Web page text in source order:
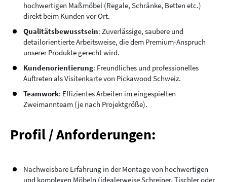
hochwertigen Maßmöbel (Regale, Schränke, Betten etc.)
direkt beim Kunden vor Ort.
Qualitätsbewusstsein: Zuverlässige, saubere und
detailorientierte Arbeitsweise, die dem Premium-Anspruch
unserer Produkte gerecht wird.
Kundenorientierung: Freundliches und professionelles
Auftreten als Visitenkarte von Pickawood Schweiz.
Teamwork: Effizientes Arbeiten im eingespielten
Zweimannteam (je nach Projektgröße).
Profil / Anforderungen:
Nachweisbare Erfahrung in der Montage von hochwertigen
und komplexen Möbeln (idealerweise Schreiner, Tischler oder